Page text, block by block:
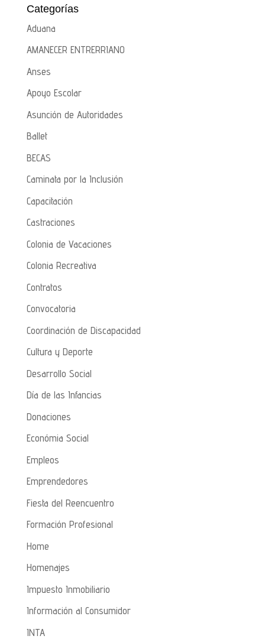
Categorías
Aduana
AMANECER ENTRERRIANO
Anses
Apoyo Escolar
Asunción de Autoridades
Ballet
BECAS
Caminata por la Inclusión
Capacitación
Castraciones
Colonia de Vacaciones
Colonia Recreativa
Contratos
Convocatoria
Coordinación de Discapacidad
Cultura y Deporte
Desarrollo Social
Día de las Infancias
Donaciones
Económia Social
Empleos
Emprendedores
Fiesta del Reencuentro
Formación Profesional
Home
Homenajes
Impuesto Inmobiliario
Información al Consumidor
INTA